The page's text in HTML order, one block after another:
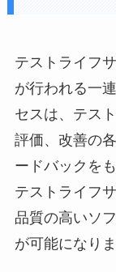
テストライフ
が行われる一
セスは、テス
評価、改善の
ードバックを
テストライフ
品質の高いソ
が可能になりま